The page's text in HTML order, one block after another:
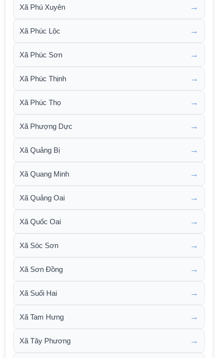
Xã Phú Xuyên →
Xã Phúc Lộc →
Xã Phúc Sơn →
Xã Phúc Thịnh →
Xã Phúc Thọ →
Xã Phượng Dực →
Xã Quảng Bị →
Xã Quang Minh →
Xã Quảng Oai →
Xã Quốc Oai →
Xã Sóc Sơn →
Xã Sơn Đồng →
Xã Suối Hai →
Xã Tam Hưng →
Xã Tây Phương →